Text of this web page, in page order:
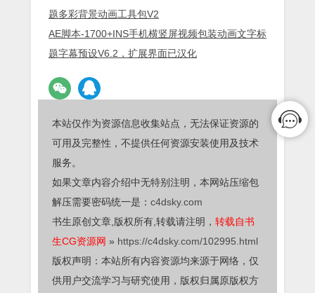
题多彩背景动画工具包V2
AE脚本-1700+INS手机横竖屏视频包装动画文字标
题字幕预设V6.2，扩展界面已汉化
本站仅作为资源信息收集站点，无法保证资源的
可用及完整性，不提供任何资源安装使用及技术
服务。
如果文章内容介绍中无特别注明，本网站压缩包
解压需要密码统一是： c4dsky.com
书生原创文章,版权所有,转载请注明， 转载自书
生CG资源网 » https://c4dsky.com/102995.html
版权声明：本站所有内容资源均来源于网络，仅
供用户交流学习与研究使用，版权归属原版权方